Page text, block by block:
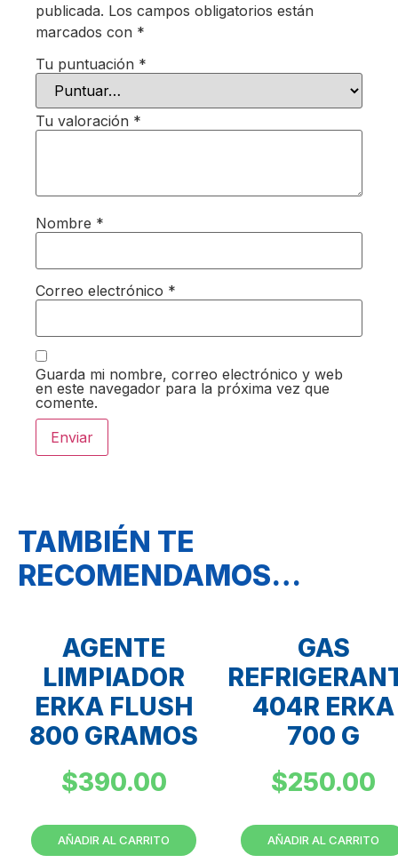
publicada. Los campos obligatorios están
marcados con *
Tu puntuación *
Tu valoración *
Nombre *
Correo electrónico *
Guarda mi nombre, correo electrónico y web
en este navegador para la próxima vez que
comente.
TAMBIÉN TE
RECOMENDAMOS…
AGENTE
LIMPIADOR
ERKA FLUSH
800 GRAMOS
$390.00
AÑADIR AL CARRITO
GAS
404R ERKA
700 G
$250.00
AÑADIR AL CARRITO